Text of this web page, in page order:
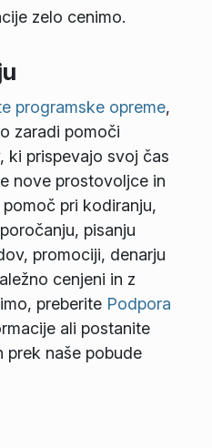
zelo cenimo.
programske opreme,
zaradi pomoči
ki prispevajo svoj čas
nove prostovoljce in
pri kodiranju,
pisanju
promociji, denarju
cenjeni in z
preberite Podpora
ali postanite
prek naše pobude